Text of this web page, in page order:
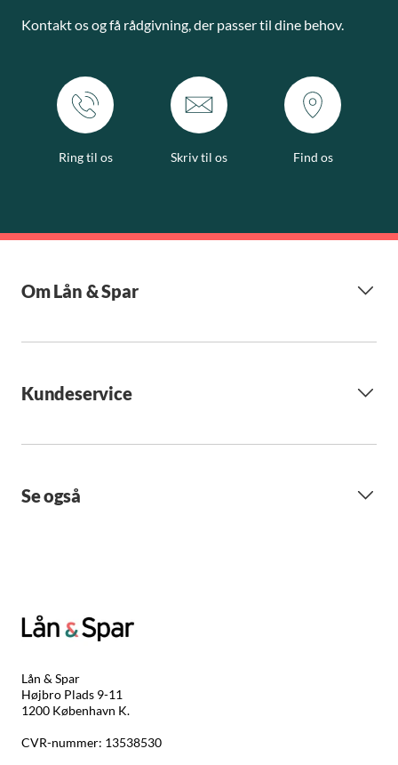
Kontakt os og få rådgivning, der passer til dine behov.
Ring til os Skriv til os Find os
Om Lån & Spar
Kundeservice
Se også
Lån & Spar
Højbro Plads 9-11
1200 København K.
CVR-nummer: 13538530